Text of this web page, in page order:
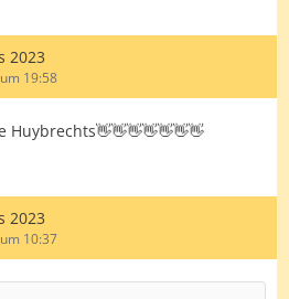
2023
19:58
Huybrechts👋👋👋👋👋👋👋
2023
10:37